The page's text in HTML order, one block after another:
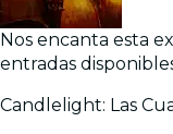
Nos encanta esta
entradas
Candlelight: Las